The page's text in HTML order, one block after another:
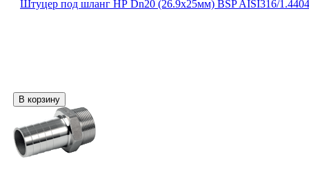
Штуцер под шланг НР Dn20 (26.9х25мм) BSP AISI316/1.4404